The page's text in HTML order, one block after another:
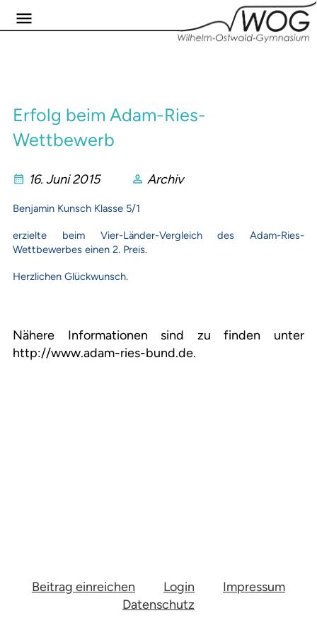
Erfolg beim Adam-Ries-
Wettbewerb
16. Juni 2015 Archiv
Benjamin Kunsch Klasse 5/1
erzielte beim Vier-Länder-Vergleich des Adam-Ries-
Wettbewerbes einen 2. Preis.
Herzlichen Glückwunsch.
Nähere Informationen sind zu finden unter
http://www.adam-ries-bund.de.
Beitrag einreichen Login
Impressum
Datenschutz